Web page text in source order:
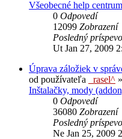
Všeobecné help centrum
0 Odpovedí
12099 Zobrazení
Posledný
Ut Jan 27, 2009
Úprava záložiek v
od používateľa
_rasel^ »
Inštalačky, mody
0 Odpovedí
36080 Zobrazení
Posledný
Ne Jan 25, 2009